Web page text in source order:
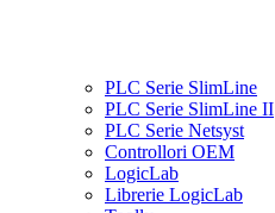
PLC Serie SlimLine
PLC Serie SlimLine II
PLC Serie Netsyst
Controllori OEM
LogicLab
Librerie LogicLab